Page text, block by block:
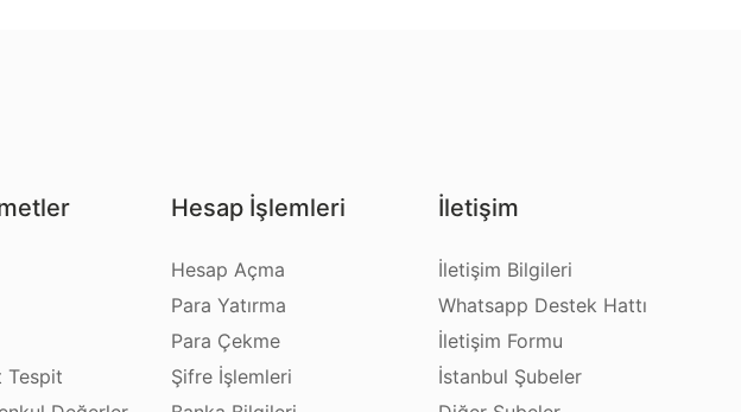
Tespit
Hesap İşlemleri
Hesap Açma
Para Yatırma
Para Çekme
Şifre İşlemleri
İletişim
İletişim Bilgileri
Whatsapp Destek Hattı
İletişim Formu
İstanbul Şubeler